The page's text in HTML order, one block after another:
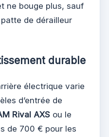
ne bouge plus, sauf
de dérailleur
durable
électrique varie
d’entrée de
Rival AXS ou le
de 700 € pour les